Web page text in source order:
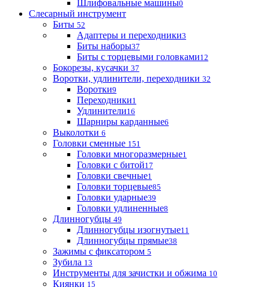
Шлифовальные машины0
Слесарный инструмент
Биты 52
Адаптеры и переходники3
Биты наборы37
Биты с торцевыми головками12
Бокорезы, кусачки 37
Воротки, удлинители, переходники 32
Воротки9
Переходники1
Удлинители16
Шарниры карданные6
Выколотки 6
Головки сменные 151
Головки многоразмерные1
Головки с битой17
Головки свечные1
Головки торцевые85
Головки ударные39
Головки удлиненные8
Длинногубцы 49
Длинногубцы изогнутые11
Длинногубцы прямые38
Зажимы с фиксатором 5
Зубила 13
Инструменты для зачистки и обжима 10
Киянки 15